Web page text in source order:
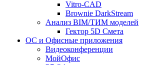
Vitro-CAD
Brownie DarkStream
Анализ BIM/ТИМ моделей
Гектор 5D Смета
ОС и Офисные приложения
Видеоконференции
МойОфис